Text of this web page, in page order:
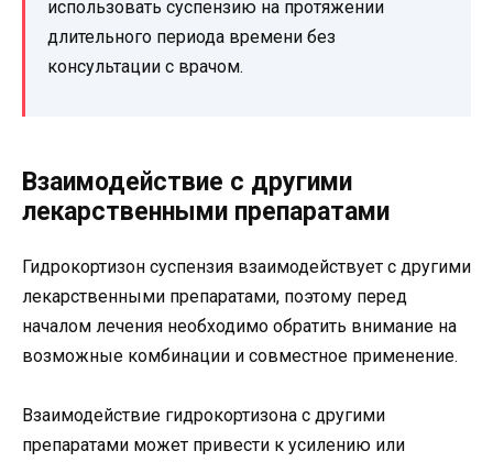
использовать суспензию на протяжении
длительного периода времени без
консультации с врачом.
Взаимодействие с другими
лекарственными препаратами
Гидрокортизон суспензия взаимодействует с другими
лекарственными препаратами, поэтому перед
началом лечения необходимо обратить внимание на
возможные комбинации и совместное применение.
Взаимодействие гидрокортизона с другими
препаратами может привести к усилению или